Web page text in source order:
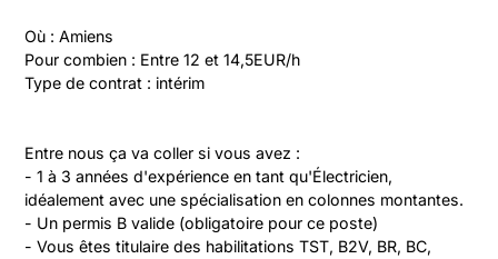
Où : Amiens
Pour combien : Entre 12 et 14,5EUR/h
Type de contrat : intérim
Entre nous ça va coller si vous avez :
- 1 à 3 années d'expérience en tant qu'Électricien,
idéalement avec une spécialisation en colonnes montantes.
- Un permis B valide (obligatoire pour ce poste)
- Vous êtes titulaire des habilitations TST, B2V, BR, BC,